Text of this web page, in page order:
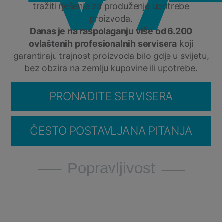
tražiti rješenje za produženje upotrebe
proizvoda.
Danas je na raspolaganju više od 6.200
ovlaštenih profesionalnih servisera koji
garantiraju trajnost proizvoda bilo gdje u svijetu,
bez obzira na zemlju kupovine ili upotrebe.
PRONAĐITE SERVISERA
ČESTO POSTAVLJANA PITANJA
Popravljivost